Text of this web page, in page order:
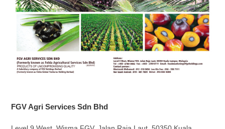
FGV Agri Services Sdn Bhd